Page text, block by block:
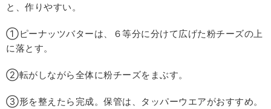
と、作りやすい。
①ピーナッツバターは、６等分に分けて広げた粉チーズの上
に落とす。
②転がしながら全体に粉チーズをまぶす。
③形を整えたら完成。保管は、タッパーウエアがおすすめ。